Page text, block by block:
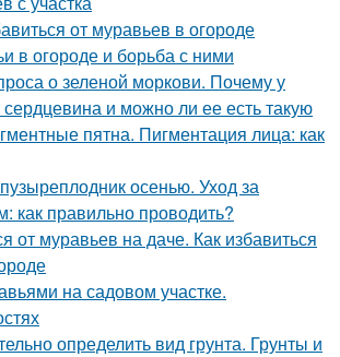
от муравьев в огороде
в огороде и борьба с ними
о зеленой моркови. Почему у
и можно ли ее есть такую
пятна. Пигментация лица: как
осенью. Уход за
как правильно проводить?
от муравьев на даче. Как избавиться
на садовом участке.
определить вид грунта. Грунты и